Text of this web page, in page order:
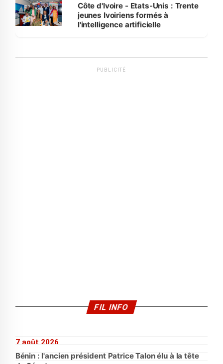
Côte d'Ivoire - Etats-Unis : Trente
jeunes Ivoiriens formés à
l'intelligence artificielle
PUBLICITÉ
FIL INFO
7 août 2026
Bénin : l'ancien président Patrice Talon élu à la tête